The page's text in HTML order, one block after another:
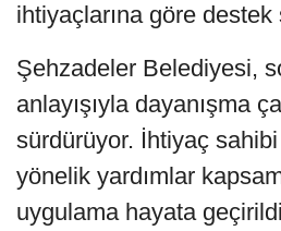
ihtiyaçlarına göre destek
Şehzadeler Belediyesi,
anlayışıyla dayanışma
sürdürüyor. İhtiyaç
yönelik yardımlar
uygulama hayata